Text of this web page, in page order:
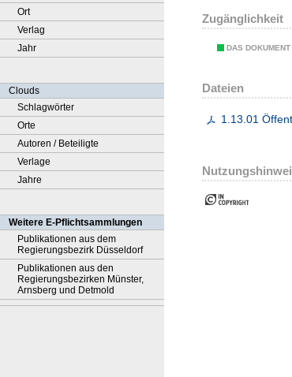
Ort
Verlag
Jahr
Clouds
Schlagwörter
Orte
Autoren / Beteiligte
Verlage
Jahre
Weitere E-Pflichtsammlungen
Publikationen aus dem
Regierungsbezirk Düsseldorf
Publikationen aus den
Regierungsbezirken Münster,
Arnsberg und Detmold
Zugänglichkeit
DAS
Dateien
1.13.01